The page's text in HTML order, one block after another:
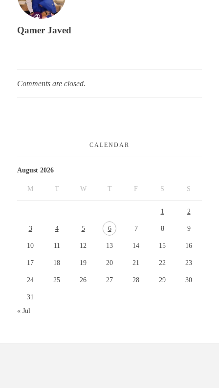
Qamer Javed
Comments are closed.
CALENDAR
August 2026
M T W T F S S
1 2
3 4 5 6 7 8 9
10 11 12 13 14 15 16
17 18 19 20 21 22 23
24 25 26 27 28 29 30
31
« Jul